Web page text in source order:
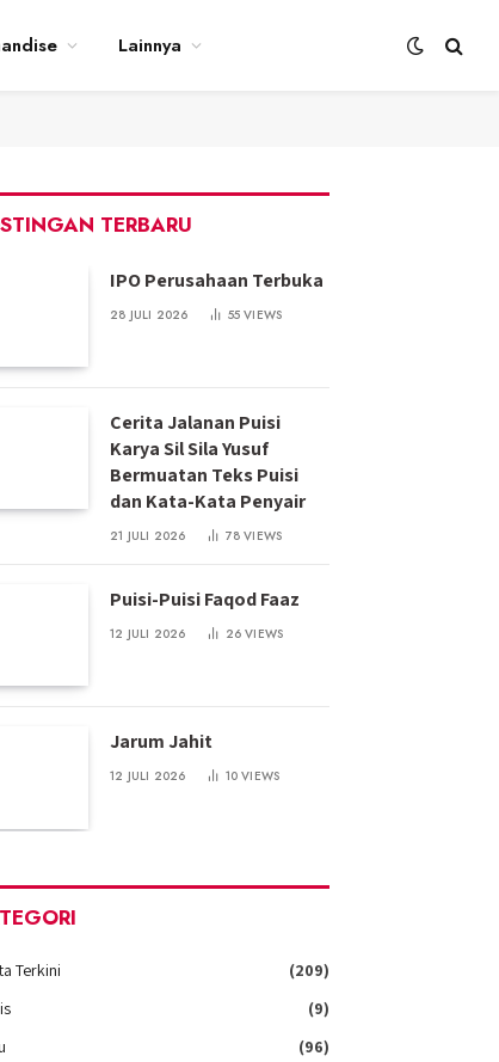
Lainnya
TERBARU
IPO Perusahaan Terbuka
28 JULI 2026 55VIEWS
Cerita Jalanan Puisi
Karya Sil Sila Yusuf
Bermuatan Teks Puisi
dan Kata-Kata Penyair
21 JULI 2026 78VIEWS
Puisi-Puisi Faqod Faaz
12 JULI 2026 26VIEWS
Jarum Jahit
12 JULI 2026 10VIEWS
Terkini
(209)
(9)
(96)